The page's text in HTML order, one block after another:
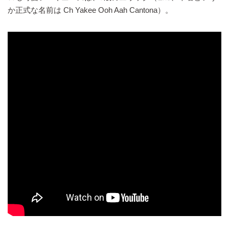
か正式な名前は Ch Yakee Ooh Aah Cantona）。